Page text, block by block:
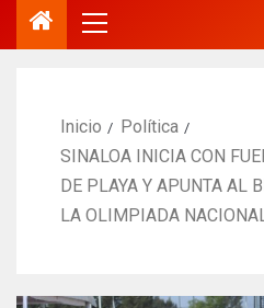
Inicio
Política
SINALOA INICIA CON
DE PLAYA Y APUNTA AL
LA OLIMPIADA